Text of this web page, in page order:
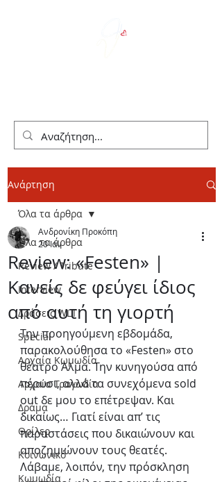
Ανάρτηση
Όλα τα άρθρα
Review / Tribute
Interview
Δράσεις WLT
Special
Αρχαία Κωμωδία
Αρχαία Τραγωδία
Δράμα
Θρίλερ
Κοινωνικό
Κωμωδία
Όλα τα άρθρα
Review: «Festen» |
Κανείς δε φεύγει ίδιος
από αυτή τη γιορτή
Ανδρονίκη Προκόπη
20 Ιαν
Την προηγούμενη εβδομάδα,
παρακολούθησα το «Festen» στο
θέατρο Άλμα. Την κυνηγούσα από
πέρυσι, αλλά τα συνεχόμενα sold
out δε μου το επέτρεψαν. Και
δικαίως… Γιατί είναι απ’ τις
παραστάσεις που δικαιώνουν και
αποζημιώνουν τους θεατές.
Λάβαμε, λοιπόν, την πρόσκληση